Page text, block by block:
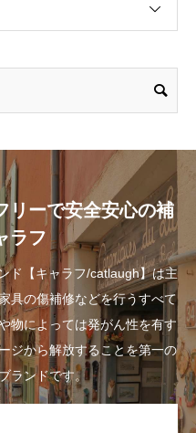
リーで安全安心の補
ラフ
ド【キャラフ/catlaugh】は主
具の傷補修などを行うすべて
物によっては発がん性を有す
ジから解放することを第一の
ランドです。